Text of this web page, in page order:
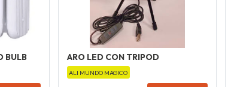
BULB
ARO LED CON TRIPOD
ALI MUNDO MAGICO